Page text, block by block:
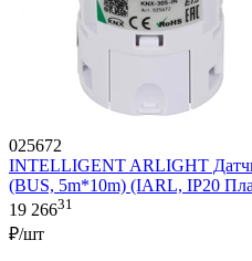
025672
INTELLIGENT ARLIGHT
(BUS, 5m*10m) (IARL, IP20
19 26631
₽/шт